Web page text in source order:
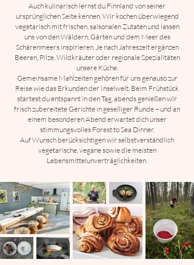
Auch kulinarisch lernst du Finnland von seiner
ursprünglichen Seite kennen. Wir kochen überwiegend
vegetarisch mit frischen, saisonalen Zutaten und lassen
uns von den Wäldern, Gärten und dem Meer des
Schärenmeers inspirieren. Je nach Jahreszeit ergänzen
Beeren, Pilze, Wildkräuter oder regionale Spezialitäten
unsere Küche.
Gemeinsame Mahlzeiten gehören für uns genauso zur
Reise wie das Erkunden der Inselwelt. Beim Frühstück
startest du entspannt in den Tag, abends genießen wir
frisch zubereitete Gerichte in geselliger Runde – und an
einem besonderen Abend erwartet dich unser
stimmungsvolles Forest to Sea Dinner.
Auf Wunsch berücksichtigen wir selbstverständlich
vegetarische, vegane sowie die meisten
Lebensmittelunverträglichkeiten.